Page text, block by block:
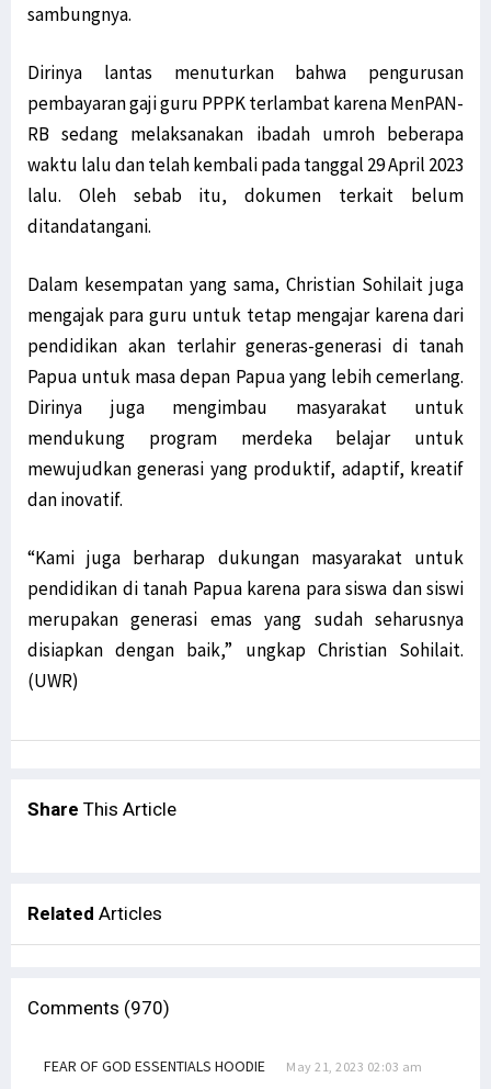
sambungnya.
Dirinya lantas menuturkan bahwa pengurusan
pembayaran gaji guru PPPK terlambat karena MenPAN-
RB sedang melaksanakan ibadah umroh beberapa
waktu lalu dan telah kembali pada tanggal 29 April 2023
lalu. Oleh sebab itu, dokumen terkait belum
ditandatangani.
Dalam kesempatan yang sama, Christian Sohilait juga
mengajak para guru untuk tetap mengajar karena dari
pendidikan akan terlahir generas-generasi di tanah
Papua untuk masa depan Papua yang lebih cemerlang.
Dirinya juga mengimbau masyarakat untuk
mendukung program merdeka belajar untuk
mewujudkan generasi yang produktif, adaptif, kreatif
dan inovatif.
“Kami juga berharap dukungan masyarakat untuk
pendidikan di tanah Papua karena para siswa dan siswi
merupakan generasi emas yang sudah seharusnya
disiapkan dengan baik,” ungkap Christian Sohilait.
(UWR)
Share This Article
Related Articles
Comments (970)
FEAR OF GOD ESSENTIALS HOODIE May 21, 2023 02:03 am